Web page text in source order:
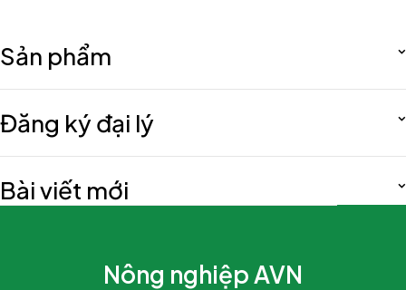
Sản phẩm
Đăng ký đại lý
Bài viết mới
Nông nghiệp AVN